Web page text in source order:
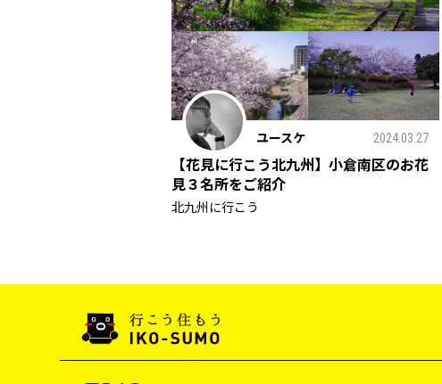
ユースケ 2024.03.27
【花見に行こう北九州】小倉南区のお花
見３名所をご紹介
北九州に行こう